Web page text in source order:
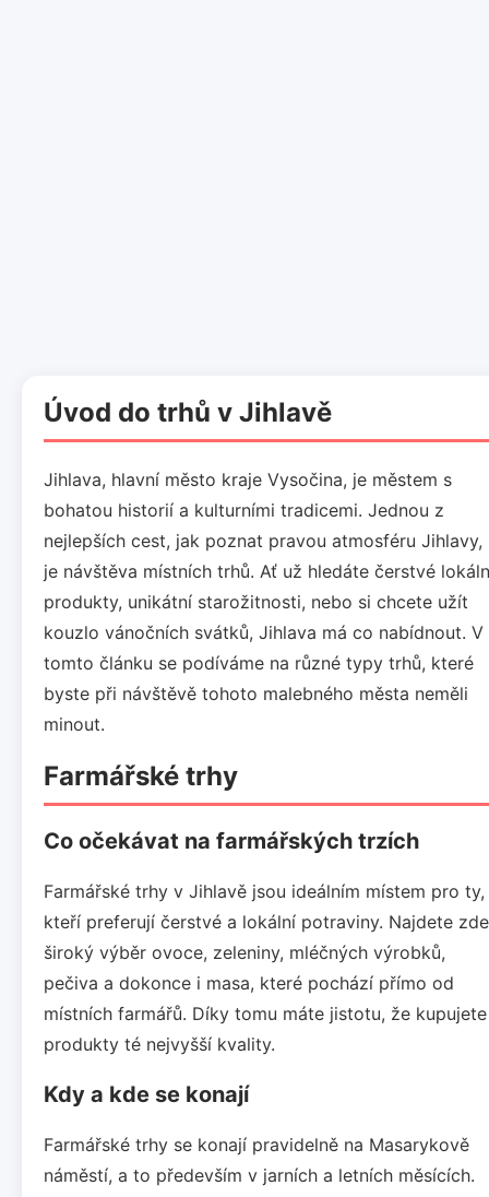
Úvod do trhů v Jihlavě
Jihlava, hlavní město kraje Vysočina, je městem s
bohatou historií a kulturními tradicemi. Jednou z
nejlepších cest, jak poznat pravou atmosféru Jihlavy,
je návštěva místních trhů. Ať už hledáte čerstvé
produkty, unikátní starožitnosti, nebo si chcete užít
kouzlo vánočních svátků, Jihlava má co nabídnout. V
tomto článku se podíváme na různé typy trhů, které
byste při návštěvě tohoto malebného města neměli
minout.
Farmářské trhy
Co očekávat na farmářských trzích
Farmářské trhy v Jihlavě jsou ideálním místem pro ty,
kteří preferují čerstvé a lokální potraviny. Najdete zde
široký výběr ovoce, zeleniny, mléčných výrobků,
pečiva a dokonce i masa, které pochází přímo od
místních farmářů. Díky tomu máte jistotu, že kupujete
produkty té nejvyšší kvality.
Kdy a kde se konají
Farmářské trhy se konají pravidelně na Masarykově
náměstí, a to především v jarních a letních měsících.